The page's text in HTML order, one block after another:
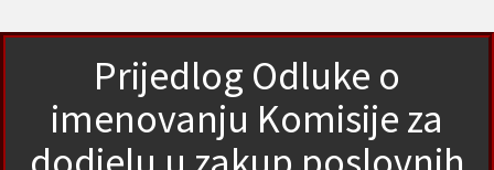
Prijedlog Odluke o
imenovanju Komisije za